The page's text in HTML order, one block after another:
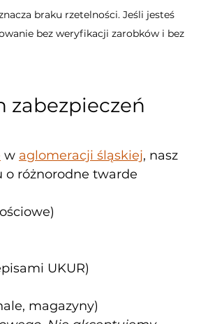
braku rzetelności. Jeśli jesteś
bez weryfikacji zarobków i bez
zabezpieczeń
w aglomeracji śląskiej, nasz
różnorodne twarde
UKUR)
magazyny)